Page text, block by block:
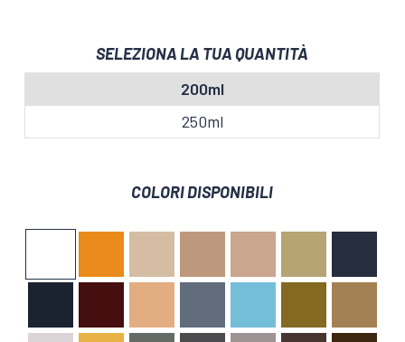
SELEZIONA LA TUA QUANTITÀ
200ml
250ml
COLORI DISPONIBILI